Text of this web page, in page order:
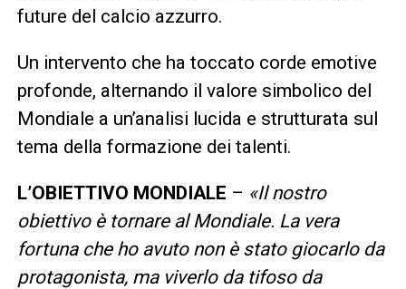
future del calcio azzurro.
Un intervento che ha toccato corde emotive
profonde, alternando il valore simbolico del
Mondiale a un’analisi lucida e strutturata sul
tema della formazione dei talenti.
L’OBIETTIVO MONDIALE – «Il nostro
obiettivo è tornare al Mondiale. La vera
fortuna che ho avuto non è stato giocarlo da
protagonista, ma viverlo da tifoso da